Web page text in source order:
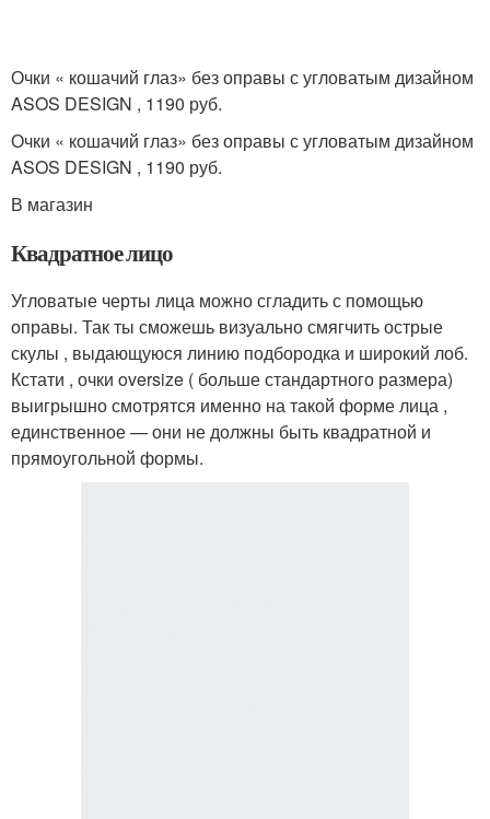
Очки « кошачий глаз» без оправы с угловатым дизайном
ASOS DESIGN , 1190 руб.
Очки « кошачий глаз» без оправы с угловатым дизайном
ASOS DESIGN , 1190 руб.
В магазин
Квадратное лицо
Угловатые черты лица можно сгладить с помощью
оправы. Так ты сможешь визуально смягчить острые
скулы , выдающуюся линию подбородка и широкий лоб.
Кстати , очки oversize ( больше стандартного размера)
выигрышно смотрятся именно на такой форме лица ,
единственное — они не должны быть квадратной и
прямоугольной формы.